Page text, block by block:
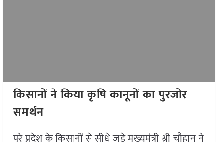
किसानों ने किया कृषि कानूनों का पुरजोर
समर्थन